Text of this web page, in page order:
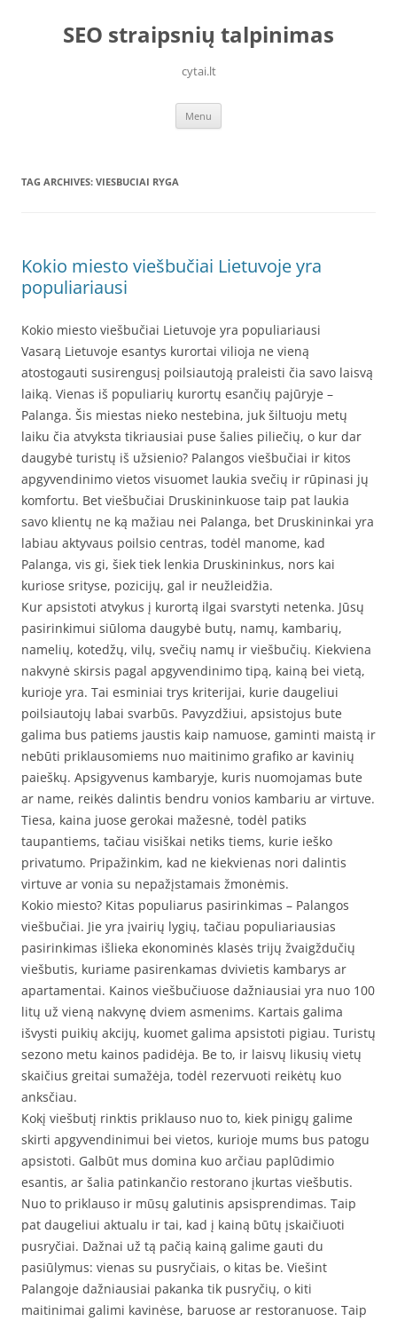
contentSEO straipsnių talpinimas
cytai.lt
Menu
TAG ARCHIVES: VIESBUCIAI RYGA
Kokio miesto viešbučiai Lietuvoje yra
populiariausi
Kokio miesto viešbučiai Lietuvoje yra populiariausi
Vasarą Lietuvoje esantys kurortai vilioja ne vieną
atostogauti susirengusį poilsiautoją praleisti čia savo laisvą
laiką. Vienas iš populiarių kurortų esančių pajūryje –
Palanga. Šis miestas nieko nestebina, juk šiltuoju metų
laiku čia atvyksta tikriausiai puse šalies piliečių, o kur dar
daugybė turistų iš užsienio? Palangos viešbučiai ir kitos
apgyvendinimo vietos visuomet laukia svečių ir rūpinasi jų
komfortu. Bet viešbučiai Druskininkuose taip pat laukia
savo klientų ne ką mažiau nei Palanga, bet Druskininkai yra
labiau aktyvaus poilsio centras, todėl manome, kad
Palanga, vis gi, šiek tiek lenkia Druskininkus, nors kai
kuriose srityse, pozicijų, gal ir neužleidžia.
Kur apsistoti atvykus į kurortą ilgai svarstyti netenka. Jūsų
pasirinkimui siūloma daugybė butų, namų, kambarių,
namelių, kotedžų, vilų, svečių namų ir viešbučių. Kiekviena
nakvynė skirsis pagal apgyvendinimo tipą, kainą bei vietą,
kurioje yra. Tai esminiai trys kriterijai, kurie daugeliui
poilsiautojų labai svarbūs. Pavyzdžiui, apsistojus bute
galima bus patiems jaustis kaip namuose, gaminti maistą ir
nebūti priklausomiems nuo maitinimo grafiko ar kavinių
paieškų. Apsigyvenus kambaryje, kuris nuomojamas bute
ar name, reikės dalintis bendru vonios kambariu ar virtuve.
Tiesa, kaina juose gerokai mažesnė, todėl patiks
taupantiems, tačiau visiškai netiks tiems, kurie ieško
privatumo. Pripažinkim, kad ne kiekvienas nori dalintis
virtuve ar vonia su nepažįstamais žmonėmis.
Kokio miesto? Kitas populiarus pasirinkimas – Palangos
viešbučiai. Jie yra įvairių lygių, tačiau populiariausias
pasirinkimas išlieka ekonominės klasės trijų žvaigždučių
viešbutis, kuriame pasirenkamas dvivietis kambarys ar
apartamentai. Kainos viešbučiuose dažniausiai yra nuo 100
litų už vieną nakvynę dviem asmenims. Kartais galima
išvysti puikių akcijų, kuomet galima apsistoti pigiau. Turistų
sezono metu kainos padidėja. Be to, ir laisvų likusių vietų
skaičius greitai sumažėja, todėl rezervuoti reikėtų kuo
anksčiau.
Kokį viešbutį rinktis priklauso nuo to, kiek pinigų galime
skirti apgyvendinimui bei vietos, kurioje mums bus patogu
apsistoti. Galbūt mus domina kuo arčiau paplūdimio
esantis, ar šalia patinkančio restorano įkurtas viešbutis.
Nuo to priklauso ir mūsų galutinis apsisprendimas. Taip
pat daugeliui aktualu ir tai, kad į kainą būtų įskaičiuoti
pusryčiai. Dažnai už tą pačią kainą galime gauti du
pasiūlymus: vienas su pusryčiais, o kitas be. Viešint
Palangoje dažniausiai pakanka tik pusryčių, o kiti
maitinimai galimi kavinėse, baruose ar restoranuose. Taip